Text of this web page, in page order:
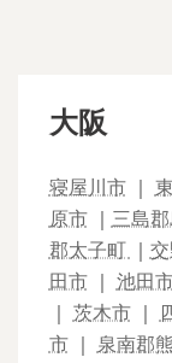
大阪
寝屋川市｜
原市｜ 三島
郡太子町
田市｜ 池田
茨木市｜
市｜ 泉南郡